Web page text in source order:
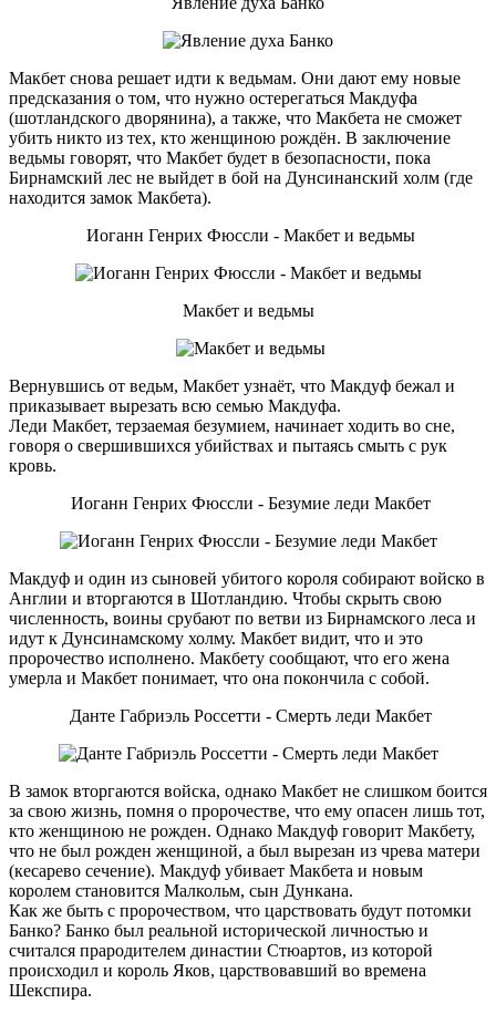
Макбет снова решает идти к ведьмам. Они дают ему новые
предсказания о том, что нужно остерегаться Макдуфа
(шотландского дворянина), а также, что Макбета не сможет
убить никто из тех, кто женщиною рождён. В заключение
ведьмы говорят, что Макбет будет в безопасности, пока
Бирнамский лес не выйдет в бой на Дунсинанский холм (где
находится замок Макбета).
Иоганн Генрих Фюссли - Макбет и ведьмы
Макбет и ведьмы
Вернувшись от ведьм, Макбет узнаёт, что Макдуф бежал и
приказывает вырезать всю семью Макдуфа.
Леди Макбет, терзаемая безумием, начинает ходить во сне,
говоря о свершившихся убийствах и пытаясь смыть с рук
кровь.
Иоганн Генрих Фюссли - Безумие леди Макбет
Макдуф и один из сыновей убитого короля собирают войско в
Англии и вторгаются в Шотландию. Чтобы скрыть свою
численность, воины срубают по ветви из Бирнамского леса и
идут к Дунсинамскому холму. Макбет видит, что и это
пророчество исполнено. Макбету сообщают, что его жена
умерла и Макбет понимает, что она покончила с собой.
Данте Габриэль Россетти - Смерть леди Макбет
В замок вторгаются войска, однако Макбет не слишком боится
за свою жизнь, помня о пророчестве, что ему опасен лишь тот,
кто женщиною не рожден. Однако Макдуф говорит Макбету,
что не был рожден женщиной, а был вырезан из чрева матери
(кесарево сечение). Макдуф убивает Макбета и новым
королем становится Малкольм, сын Дункана.
Как же быть с пророчеством, что царствовать будут потомки
Банко? Банко был реальной исторической личностью и
считался прародителем династии Стюартов, из которой
происходил и король Яков, царствовавший во времена
Шекспира.